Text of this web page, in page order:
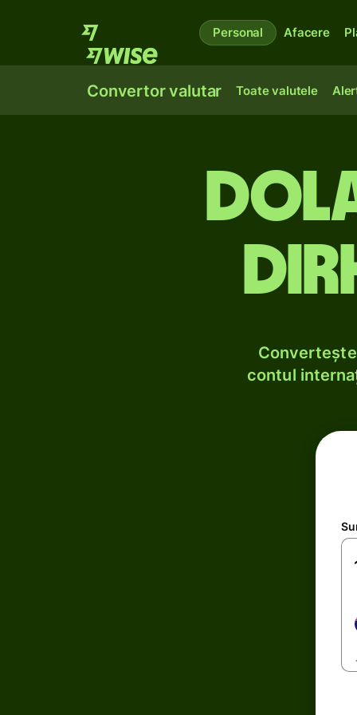
Personal Afacere
Convertor valutar Toate valutele
contul